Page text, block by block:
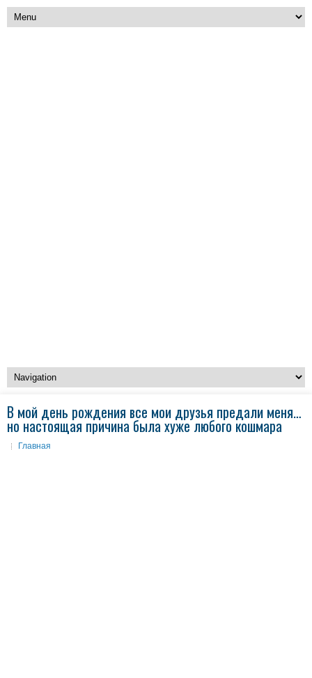
В мой день рождения все мои друзья предали меня…
но настоящая причина была хуже любого кошмара
Главная